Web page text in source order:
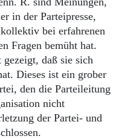
in der Parteipresse,
bei erfahrenen
Fragen bemüht hat.
daß sie sich
Dieses ist ein grober
den die Parteileitung
nicht
der Partei- und